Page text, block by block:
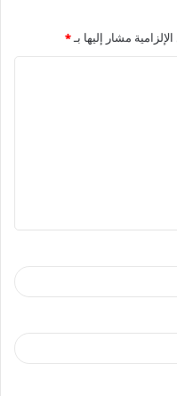
مشار إليها بـ*